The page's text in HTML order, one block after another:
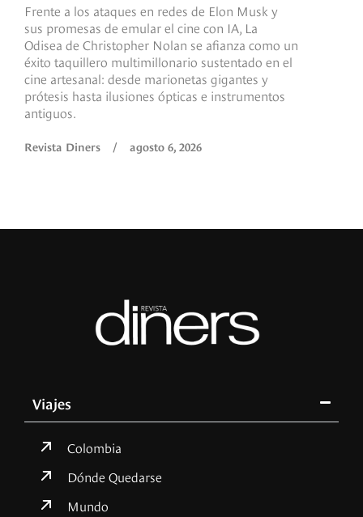
Frente a los ataques en redes de Elon Musk y
sus promesas de emular el cine con IA, La
Odisea de Christopher Nolan se afianza como un
éxito taquillero multimillonario sustentado en el
cine artesanal: desde marionetas gigantes y
prótesis hasta ilusiones ópticas e instrumentos
antiguos.
Revista Diners / agosto 6, 2026
Viajes
Colombia
Dónde Quedarse
Mundo